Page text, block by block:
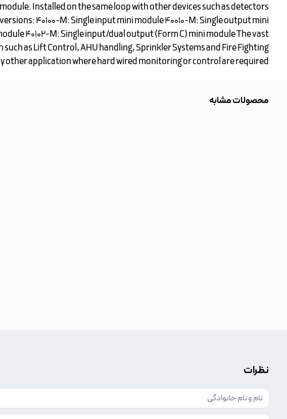
Installed on the same loop with other devices such as detectors
40100-M: Single input mini module 40010-M: Single output mini
40102-M: Single input/dual output (Form C) mini module The vast
as Lift Control, AHU handling, Sprinkler Systems and Fire Fighting
other application where hard wired monitoring or control are required.
محصولات مشابه
نظرات